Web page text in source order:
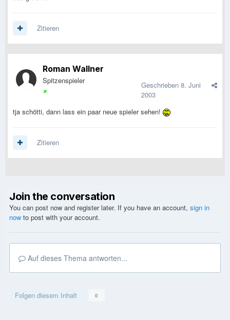
Zitieren
Roman Wallner
Spitzenspieler Geschrieben 8. Juni
2003
tja schötti, dann lass ein paar neue spieler sehen!
Zitieren
Join the conversation
You can post now and register later. If you have an account, sign in
now to post with your account.
Auf dieses Thema antworten...
Folgen diesem Inhalt 0